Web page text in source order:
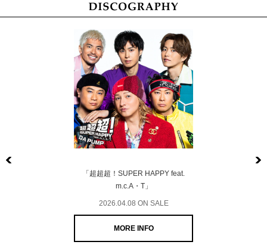
「超超超！SUPER HAPPY feat.
m.c.A・T」
2026.04.08 ON SALE
MORE INFO